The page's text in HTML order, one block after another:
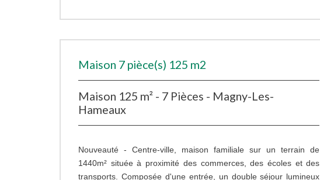
Maison 7 pièce(s) 125 m2
Maison 125 m² - 7 Pièces - Magny-Les-
Hameaux
Nouveauté - Centre-ville, maison familiale sur un terrain de
1440m² située à proximité des commerces, des écoles et des
transports. Composée d'une entrée, un double séjour lumineux